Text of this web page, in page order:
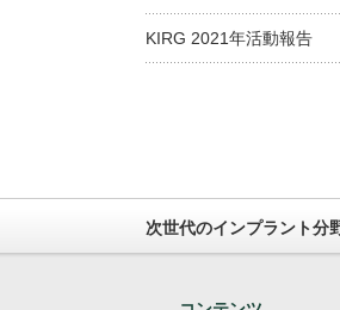
KIRG 2021年活動報告
次世代のインプラント分